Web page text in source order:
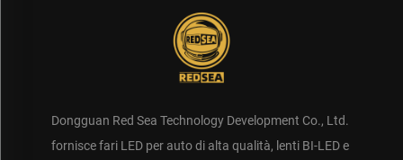
Dongguan Red Sea Technology Development Co., Ltd.
fornisce fari LED per auto di alta qualità, lenti BI-LED e